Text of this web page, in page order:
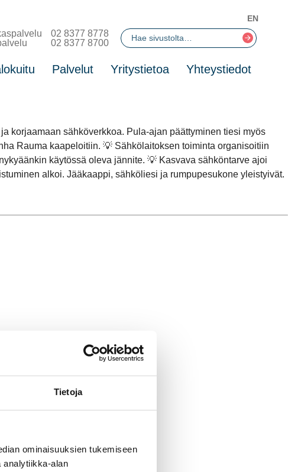
Tietoja
ominaisuuksien tukemiseen
analytiikka-alan
02 8377 8778
02 8377 8700
Palvelut Yritystietoa Yhteystiedot
EN
korjaamaan sähköverkkoa. Pula-ajan päättyminen tiesi myös
Rauma kaapeloitiin. 💡 Sähkölaitoksen toiminta organisoitiin
käytössä oleva jännite. 💡 Kasvava sähköntarve ajoi
alkoi. Jääkaappi, sähköliesi ja rumpupesukone yleistyivät.